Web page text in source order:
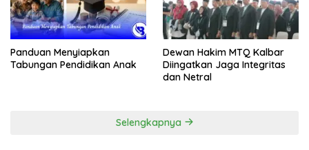
Panduan Menyiapkan
Tabungan Pendidikan Anak
Dewan Hakim MTQ Kalbar
Diingatkan Jaga Integritas
dan Netral
Selengkapnya